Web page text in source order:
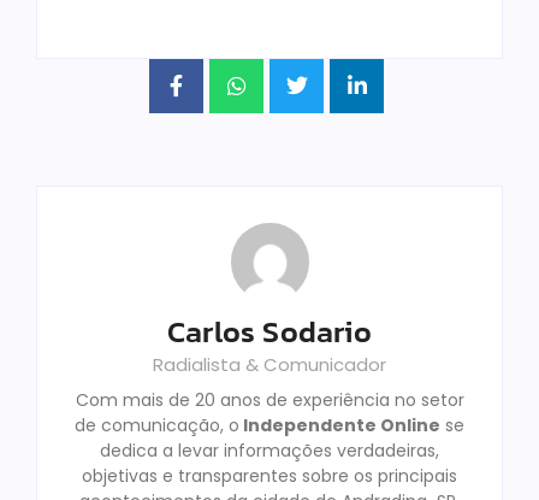
Carlos Sodario
Radialista & Comunicador
Com mais de 20 anos de experiência no setor
de comunicação, o Independente Online se
dedica a levar informações verdadeiras,
objetivas e transparentes sobre os principais